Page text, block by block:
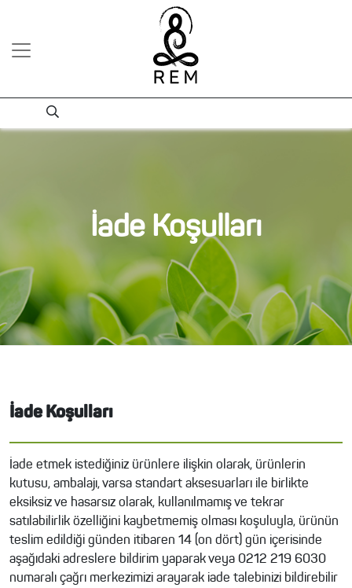
İade Koşulları
İade Koşulları
İade etmek istediğiniz ürünlere ilişkin olarak, ürünlerin
kutusu, ambalajı, varsa standart aksesuarları ile birlikte
eksiksiz ve hasarsız olarak, kullanılmamış ve tekrar
satılabilirlik özelliğini kaybetmemiş olması koşuluyla, ürünün
teslim edildiği günden itibaren 14 (on dört) gün içerisinde
aşağıdaki adreslere bildirim yaparak veya 0212 219 6030
numaralı çağrı merkezimizi arayarak iade talebinizi bildirebilir